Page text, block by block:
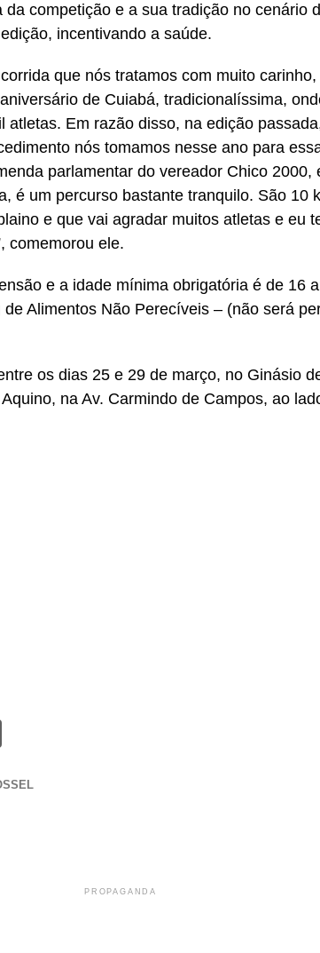
competição e a sua tradição no cenário
incentivando a saúde.
que nós tratamos com muito
de Cuiabá, tradicionalíssima,
atletas. Em razão disso, na edição
nós tomamos nesse ano para
parlamentar do vereador Chico 2000,
é um percurso bastante tranquilo. São 10
e que vai agradar muitos atletas e eu
comemorou ele.
e a idade mínima obrigatória é de 16
Alimentos Não Perecíveis – (não será
os dias 25 e 29 de março, no Ginásio
na Av. Carmindo de Campos, ao
PROPAGANDA